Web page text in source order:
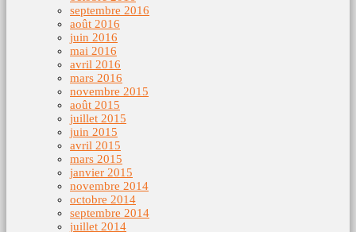
septembre 2016
août 2016
juin 2016
mai 2016
avril 2016
mars 2016
novembre 2015
août 2015
juillet 2015
juin 2015
avril 2015
mars 2015
janvier 2015
novembre 2014
octobre 2014
septembre 2014
juillet 2014